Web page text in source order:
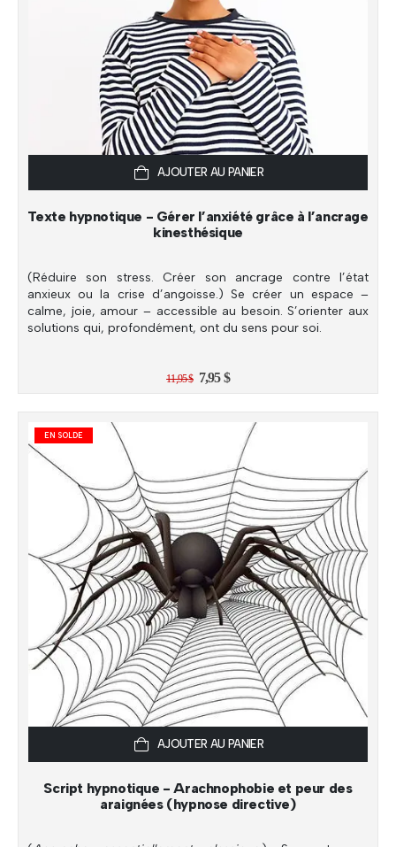
AJOUTER AU PANIER
Texte hypnotique - Gérer l’anxiété grâce à l’ancrage
kinesthésique
(Réduire son stress. Créer son ancrage contre l’état
anxieux ou la crise d’angoisse.) Se créer un espace –
calme, joie, amour – accessible au besoin. S’orienter aux
solutions qui, profondément, ont du sens pour soi.
11,95$ Le
était :
7,95$Le
est :
7,95 $.
EN SOLDE
AJOUTER AU PANIER
Script hypnotique - Arachnophobie et peur des
araignées (hypnose directive)